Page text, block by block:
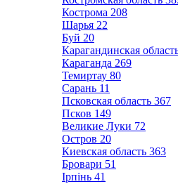
Кострома 208
Шарья 22
Буй 20
Карагандинская
Караганда 269
Темиртау 80
Сарань 11
Псковская область 367
Псков 149
Великие Луки 72
Остров 20
Киевская область 363
Бровари 51
Ірпінь 41